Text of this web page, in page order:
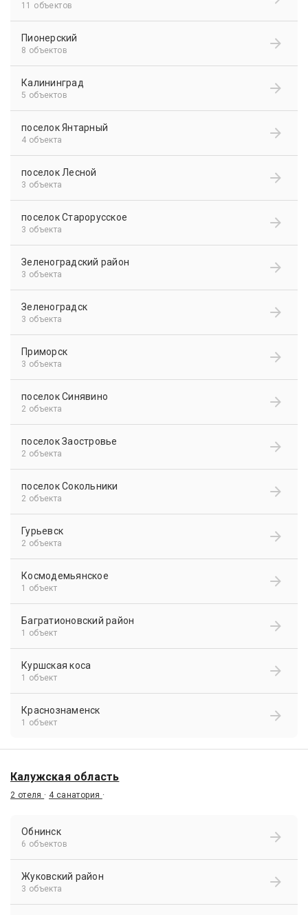
11 объектов
Пионерский
8 объектов
Калининград
5 объектов
поселок Янтарный
4 объекта
поселок Лесной
3 объекта
поселок Старорусское
3 объекта
Зеленоградский район
3 объекта
Зеленоградск
3 объекта
Приморск
3 объекта
поселок Синявино
2 объекта
поселок Заостровье
2 объекта
поселок Сокольники
2 объекта
Гурьевск
2 объекта
Космодемьянское
1 объект
Багратионовский район
1 объект
Куршская коса
1 объект
Краснознаменск
1 объект
Калужская область
2 отеля · 4 санатория ·
Обнинск
6 объектов
Жуковский район
3 объекта